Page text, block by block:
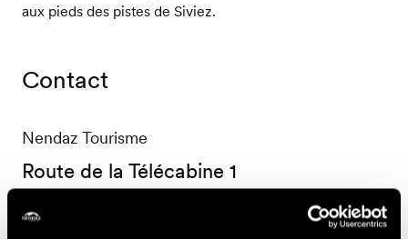
aux pieds des pistes de Siviez.
Contact
Nendaz Tourisme
Route de la Télécabine 1
1997 Haute-Nendaz
+41 27 289 55 89